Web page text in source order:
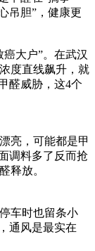
吊胆”，健康更
”。在武汉
浓度直线飙升，就
威胁，这4个
，可能都是甲
干面调料多了反而抢
。
！停车时也留条小
，通风是最实在